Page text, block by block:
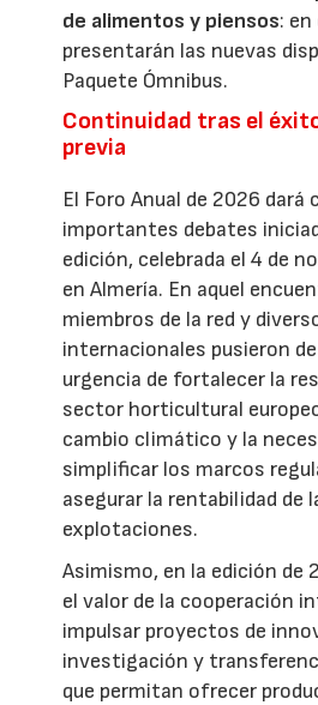
de alimentos y piensos:
presentarán las nuevas
Paquete Ómnibus.
Continuidad tras el
previa
El Foro Anual de 2026 dará
importantes debates
edición, celebrada el 4 de
en Almería. En aquel
miembros de la red y
internacionales pusieron
urgencia de fortalecer la
sector horticultural
cambio climático y la
simplificar los marcos
asegurar la rentabilidad de
explotaciones.
Asimismo, en la edición de
el valor de la cooperación
impulsar proyectos de
investigación y
que permitan ofrecer